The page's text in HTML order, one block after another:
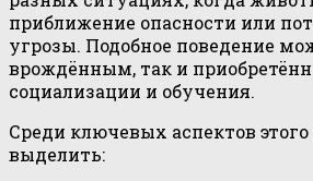
приближение опасности или
угрозы. Подобное поведение
врождённым, так и
социализации и обучения.
Среди ключевых аспектов
выделить: